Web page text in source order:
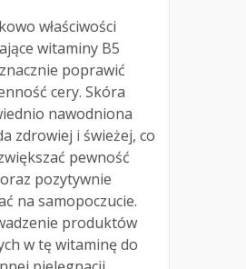
właściwości
witaminy B5
poprawić
cery. Skóra
nawodniona
zdrowiej i świeżej, co
pewność
pozytywnie
na samopoczucie.
produktów
w tę witaminę do